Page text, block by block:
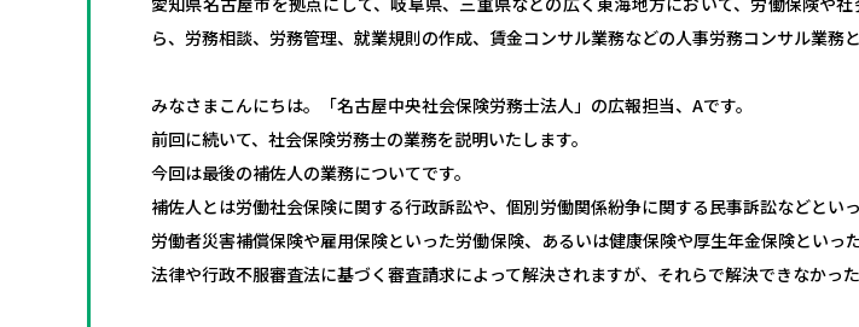
ら、労務相談、労務管理、就業規則の作成、賃金コンサル業務などの人事労務コンサル業務
みなさまこんにちは。「名古屋中央社会保険労務士法人」の広報担当、Aです。
前回に続いて、社会保険労務士の業務を説明いたします。
今回は最後の補佐人の業務についてです。
補佐人とは労働社会保険に関する行政訴訟や、個別労働関係紛争に関する民事訴訟などとい
労働者災害補償保険や雇用保険といった労働保険、あるいは健康保険や厚生年金保険とい
法律や行政不服審査法に基づく審査請求によって解決されますが、それらで解決できなかっ